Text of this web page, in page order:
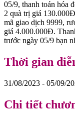
05/9, thanh toán hóa
2 quà trị giá
mã giao dịch 9999,
giá 4.000.000Đ.
trước ngày 05/9 bạn
Thời gian
31/08/2023 - 05/09/
Chi tiết